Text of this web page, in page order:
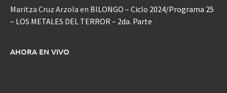
Maritza Cruz Arzola en BILONGO – Ciclo 2024/Programa 25
– LOS METALES DEL TERROR – 2da. Parte
AHORA EN VIVO